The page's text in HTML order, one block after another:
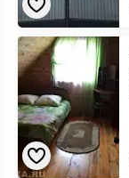
«Алтай-
Тайм»
гостевой
дом